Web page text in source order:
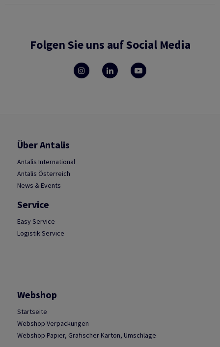
Folgen Sie uns auf Social Media
Über Antalis
Antalis International
Antalis Österreich
News & Events
Service
Easy Service
Logistik Service
Webshop
Startseite
Webshop Verpackungen
Webshop Papier, Grafischer Karton, Umschläge